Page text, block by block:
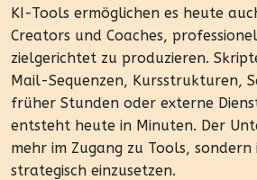
KI-Tools ermöglichen es heute
Creators und Coaches,
zielgerichtet zu produzieren.
Mail-Sequenzen, Kursstrukturen,
früher Stunden oder externe
entsteht heute in Minuten. Der
mehr im Zugang zu Tools, sondern
strategisch einzusetzen.